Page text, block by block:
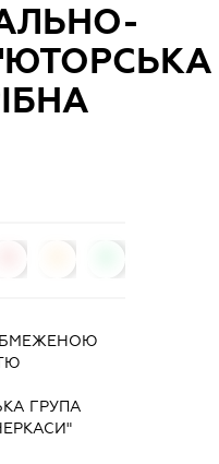
ГРУПА